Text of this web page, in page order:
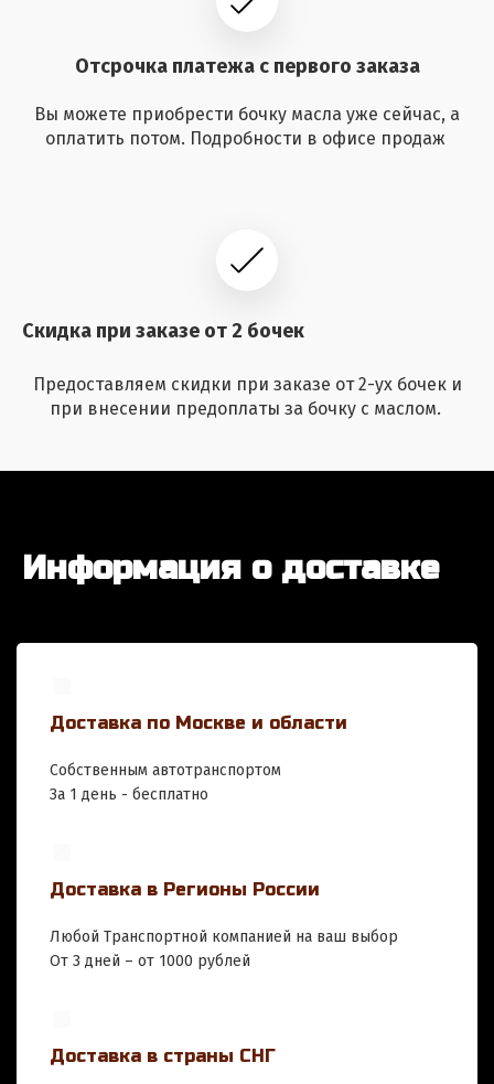
Отсрочка платежа с первого заказа
Вы можете приобрести бочку масла уже сейчас, а
оплатить потом. Подробности в офисе продаж
Скидка при заказе от 2 бочек
Предоставляем скидки при заказе от 2-ух бочек и
при внесении предоплаты за бочку с маслом.
Информация о доставке
Доставка по Москве и области
Собственным автотранспортом
За 1 день - бесплатно
Доставка в Регионы России
Любой Транспортной компанией на ваш выбор
От 3 дней – от 1000 рублей
Доставка в страны СНГ